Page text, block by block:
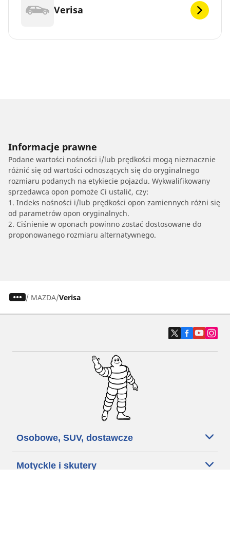
Verisa
Informacje prawne
Podane wartości nośności i/lub prędkości mogą nieznacznie
różnić się od wartości odnoszących się do oryginalnego
rozmiaru podanych na etykiecie pojazdu. Wykwalifikowany
sprzedawca opon pomoże Ci ustalić, czy:
1. Indeks nośności i/lub prędkości opon zamiennych różni się
od parametrów opon oryginalnych.
2. Ciśnienie w oponach powinno zostać dostosowane do
proponowanego rozmiaru alternatywnego.
/ MAZDA Verisa
Osobowe, SUV, dostawcze
Motyckle i skutery